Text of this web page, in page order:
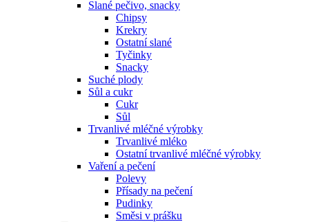
Slané pečivo, snacky
Chipsy
Krekry
Ostatní slané
Tyčinky
Snacky
Suché plody
Sůl a cukr
Cukr
Sůl
Trvanlivé mléčné výrobky
Trvanlivé mléko
Ostatní trvanlivé mléčné výrobky
Vaření a pečení
Polevy
Přísady na pečení
Pudinky
Směsi v prášku